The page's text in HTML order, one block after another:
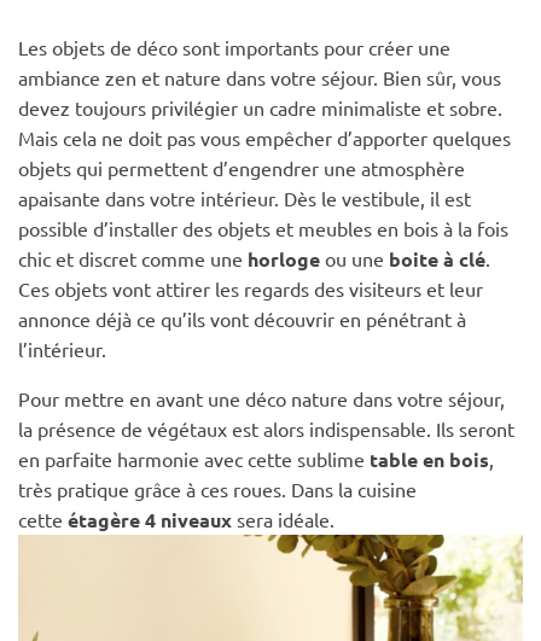
Les objets de déco sont importants pour créer une
ambiance zen et nature dans votre séjour. Bien sûr, vous
devez toujours privilégier un cadre minimaliste et sobre.
Mais cela ne doit pas vous empêcher d’apporter quelques
objets qui permettent d’engendrer une atmosphère
apaisante dans votre intérieur. Dès le vestibule, il est
possible d’installer des objets et meubles en bois à la fois
chic et discret comme une horloge ou une boite à clé
Ces objets vont attirer les regards des visiteurs et leur
annonce déjà ce qu’ils vont découvrir en pénétrant à
l’intérieur.
Pour mettre en avant une déco nature dans votre séjour,
la présence de végétaux est alors indispensable. Ils seront
en parfaite harmonie avec cette sublime table en bois
très pratique grâce à ces roues. Dans la cuisine
cette étagère 4 niveaux sera idéale.